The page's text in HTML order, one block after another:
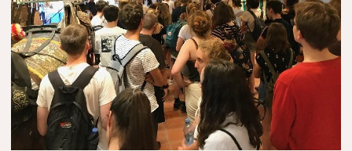
Musikgymnasium
Musikgrundschule
Über uns
Ein geschützter Ort für Kinder
und Jugendliche